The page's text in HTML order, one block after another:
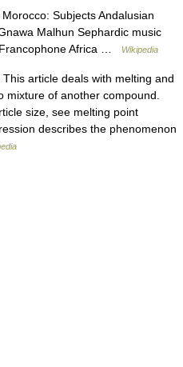
Subjects Andalusian
Malhun Sephardic music
Africa …
Wikipedia
article deals with melting and
of another compound.
size, see melting point
describes the phenomenon